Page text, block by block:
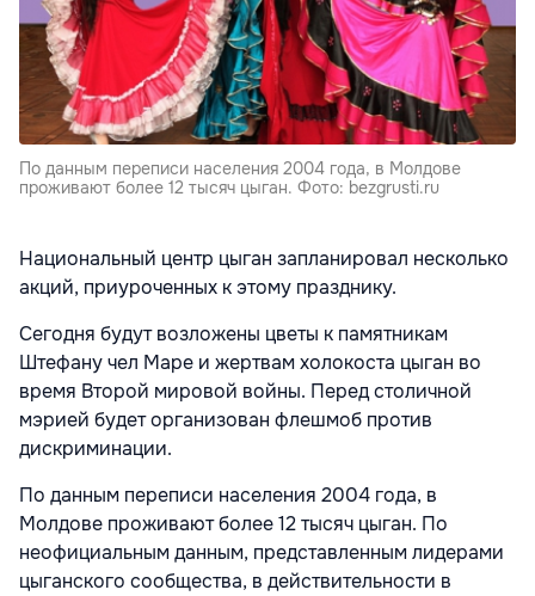
По данным переписи населения 2004 года, в Молдове
проживают более 12 тысяч цыган. Фото: bezgrusti.ru
Национальный центр цыган запланировал несколько
акций, приуроченных к этому празднику.
Сегодня будут возложены цветы к памятникам
Штефану чел Маре и жертвам холокоста цыган во
время Второй мировой войны. Перед столичной
мэрией будет организован флешмоб против
дискриминации.
По данным переписи населения 2004 года, в
Молдове проживают более 12 тысяч цыган. По
неофициальным данным, представленным лидерами
цыганского сообщества, в действительности в